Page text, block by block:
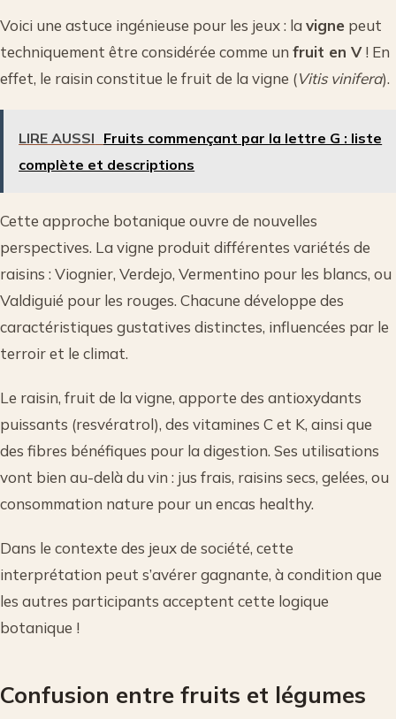
Voici une astuce ingénieuse pour les jeux : lavigne peut
techniquement être considérée comme un fruit en V! En
effet, le raisin constitue le fruit de la vigne (Vitis vinifera).
LIRE AUSSI Fruits commençant par la lettre G : liste
complète et descriptions
Cette approche botanique ouvre de nouvelles
perspectives. La vigne produit différentes variétés de
raisins : Viognier, Verdejo, Vermentino pour les blancs, ou
Valdiguié pour les rouges. Chacune développe des
caractéristiques gustatives distinctes, influencées par le
terroir et le climat.
Le raisin, fruit de la vigne, apporte des antioxydants
puissants (resvératrol), des vitamines C et K, ainsi que
des fibres bénéfiques pour la digestion. Ses utilisations
vont bien au-delà du vin : jus frais, raisins secs, gelées, ou
consommation nature pour un encas healthy.
Dans le contexte des jeux de société, cette
interprétation peut s’avérer gagnante, à condition que
les autres participants acceptent cette logique
botanique !
Confusion entre fruits et légumes